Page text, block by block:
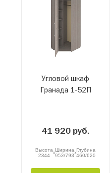
Угловой шкаф
Гранада 1-52П
41 920 руб.
Высота
2344
xШирина
953/793xГлубина
460/620